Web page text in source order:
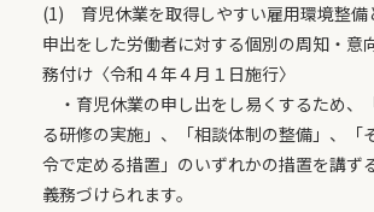
(1) 育児休業を取得しやすい雇用環境整備
申出をした労働者に対する個別の周知・意
務付け〈令和４年４月１日施行〉
・育児休業の申し出をし易くするため、
る研修の実施」、「相談体制の整備」、「
令で定める措置」のいずれかの措置を講ず
義務づけられます。